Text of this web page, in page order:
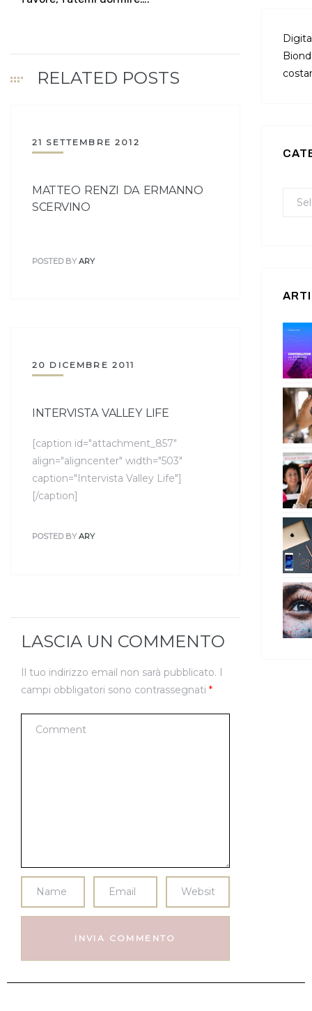
RELATED POSTS
21 SETTEMBRE 2012
MATTEO RENZI DA ERMANNO
SCERVINO
POSTED BY ARY
20 DICEMBRE 2011
INTERVISTA VALLEY LIFE
[caption id="attachment_857"
align="aligncenter" width="503"
caption="Intervista Valley Life"]
[/caption]
POSTED BY ARY
LASCIA UN COMMENTO
Il tuo indirizzo email non sarà pubblicato. I
campi obbligatori sono contrassegnati *